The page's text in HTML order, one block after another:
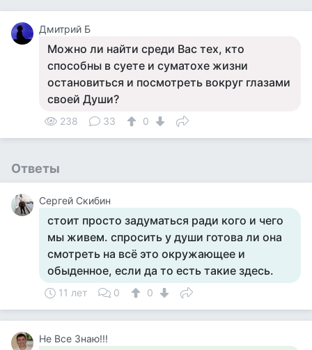
Дмитрий Б
Можно ли найти среди Вас тех, кто
способны в суете и суматохе жизни
остановиться и посмотреть вокруг глазами
своей Души?
238 33 0
Ответы
Сергей Скибин
стоит просто задуматься ради кого и чего
мы живем. спросить у души готова ли она
смотреть на всё это окружающее и
обыденное, если да то есть такие здесь.
11 лет 0 0
Не Все Знаю!!!